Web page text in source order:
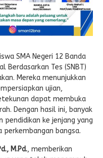
SMA Negeri 12 Banda
Berdasarkan Tes (SNBT)
Mereka menunjukkan
ujian,
dapat membuka
Dengan hasil ini, banyak
ke jenjang yang
bangsa.
M.Pd., memberikan